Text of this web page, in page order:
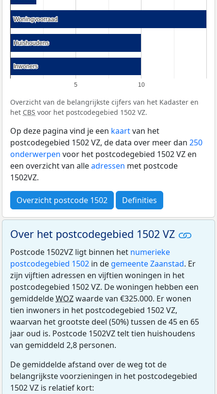
5 10
Woningvoorraad
Woningvoorraad
Huishoudens
Huishoudens
Inwoners
Inwoners
Overzicht van de belangrijkste cijfers van het Kadaster en
het CBS voor het postcodegebied 1502 VZ.
Op deze pagina vind je een kaartvan het
postcodegebied 1502 VZ, de data over meer dan 250
onderwerpen voor het postcodegebied 1502 VZ en
een overzicht van alleadressen met postcode
1502VZ.
Overzicht postcode 1502 Definities
Over het postcodegebied 1502 VZ
Postcode 1502VZ ligt binnen het numerieke
postcodegebied 1502 in de gemeente Zaanstad. Er
zijn vijftien adressen en vijftien woningen in het
postcodegebied 1502 VZ. De woningen hebben een
gemiddeldeWOZwaarde van €325.000. Er wonen
tien inwoners in het postcodegebied 1502 VZ,
waarvan het grootste deel (50%) tussen de 45 en 65
jaar oud is. Postcode 1502VZ telt tien huishoudens
van gemiddeld 2,8 personen.
De gemiddelde afstand over de weg tot de
belangrijkste voorzieningen in het postcodegebied
1502 VZ is relatief kort: